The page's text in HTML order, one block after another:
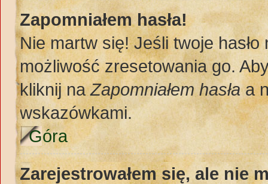
Zapomniałem hasła!
Nie martw się! Jeśli twoje
możliwość zresetowania go.
kliknij naZapomniałem hasłaa
wskazówkami.
Góra
Zarejestrowałem się, ale nie